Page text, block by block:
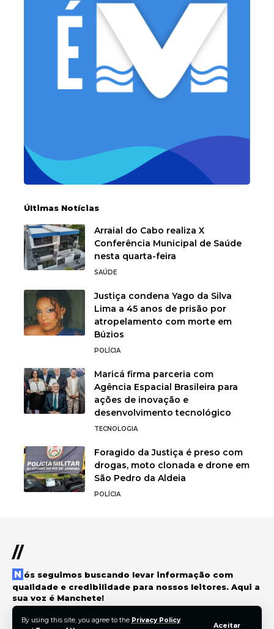
By using this site, you agree to the Privacy Policy
Aceitar
Últimas Notícias
Arraial do Cabo realiza X
Conferência Municipal de Saúde
nesta quarta-feira
SAÚDE
Justiça condena Yago da Silva
Lima a 45 anos de prisão por
atropelamento com morte em
Búzios
POLÍCIA
Maricá firma parceria com
Agência Espacial Brasileira para
ações de inovação e
desenvolvimento tecnológico
TECNOLOGIA
Foragido da Justiça é preso com
drogas, moto clonada e drone em
São Pedro da Aldeia
POLÍCIA
//
Nós seguimos buscando levar informação com
qualidade e credibilidade para nossos leitores. Aqui a
sua voz é Manchete!